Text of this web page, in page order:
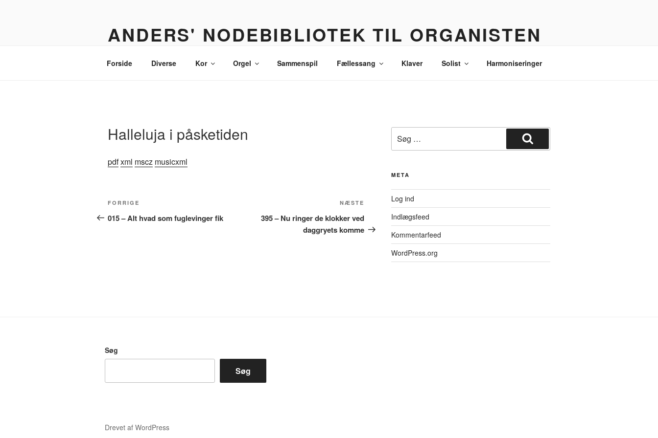
ANDERS' NODEBIBLIOTEK TIL ORGANISTEN
Forside Diverse Kor Orgel Sammenspil Fællessang Klaver Solist Harmoniseringer
Halleluja i påsketiden
pdfxml mscz musicxml
Indlægsnavigation
Forrige
indlæg
FORRIGE
015 – Alt hvad som fuglevinger fik
indlæg
NÆSTE
395 – Nu ringer de klokker ved
daggryets komme
efter:
Søg
META
Log ind
Indlægsfeed
Kommentarfeed
WordPress.org
Søg
Søg
Drevet af WordPress